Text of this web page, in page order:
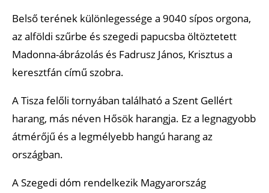
Belső terének különlegessége a 9040 sípos orgona,
az alföldi szűrbe és szegedi papucsba öltöztetett
Madonna-ábrázolás és Fadrusz János, Krisztus a
keresztfán című szobra.
A Tisza felőli tornyában található a Szent Gellért
harang, más néven Hősök harangja. Ez a legnagyobb
átmérőjű és a legmélyebb hangú harang az
országban.
A Szegedi dóm rendelkezik Magyarország